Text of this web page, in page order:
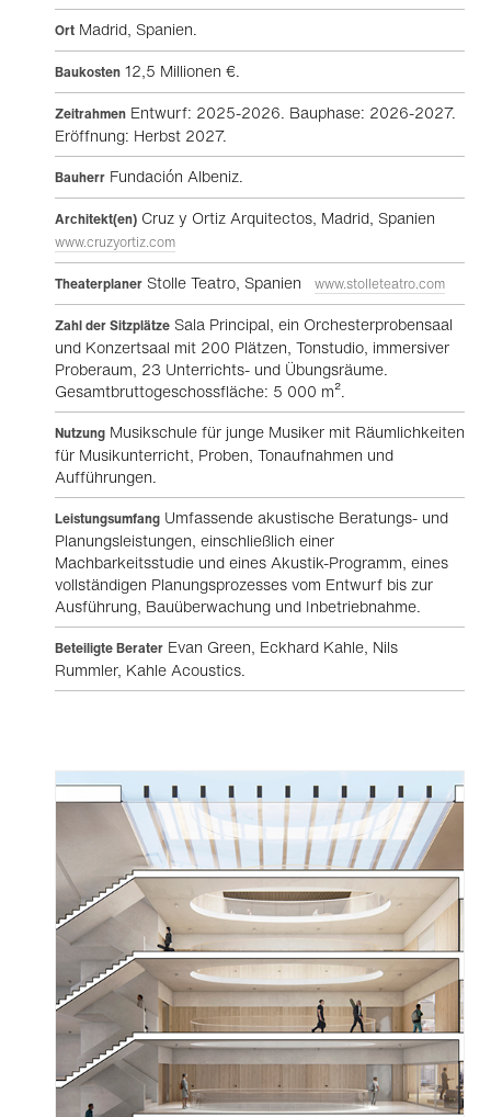
Ort Madrid, Spanien.
Baukosten 12,5 Millionen €.
Zeitrahmen Entwurf: 2025-2026. Bauphase: 2026-2027.
Eröffnung: Herbst 2027.
Bauherr Fundación Albeniz.
Architekt(en) Cruz y Ortiz Arquitectos, Madrid, Spanien
www.cruzyortiz.com
Theaterplaner Stolle Teatro, Spanien www.stolleteatro.com
Zahl der Sitzplätze Sala Principal, ein Orchesterprobensaal
und Konzertsaal mit 200 Plätzen, Tonstudio, immersiver
Proberaum, 23 Unterrichts- und Übungsräume.
Gesamtbruttogeschossfläche: 5 000 m².
Nutzung Musikschule für junge Musiker mit Räumlichkeiten
für Musikunterricht, Proben, Tonaufnahmen und
Aufführungen.
Leistungsumfang Umfassende akustische Beratungs- und
Planungsleistungen, einschließlich einer
Machbarkeitsstudie und eines Akustik-Programm, eines
vollständigen Planungsprozesses vom Entwurf bis zur
Ausführung, Bauüberwachung und Inbetriebnahme.
Beteiligte Berater Evan Green, Eckhard Kahle, Nils
Rummler, Kahle Acoustics.